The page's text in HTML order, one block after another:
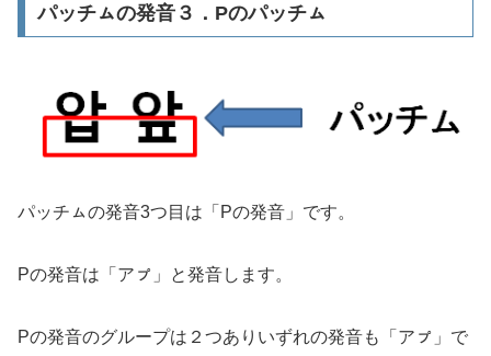
パッチㇺの発音３．Pのパッチㇺ
パッチㇺの発音3つ目は「Pの発音」です。
Pの発音は「アㇷ゚」と発音します。
Pの発音のグループは２つありいずれの発音も「アㇷ゚」で